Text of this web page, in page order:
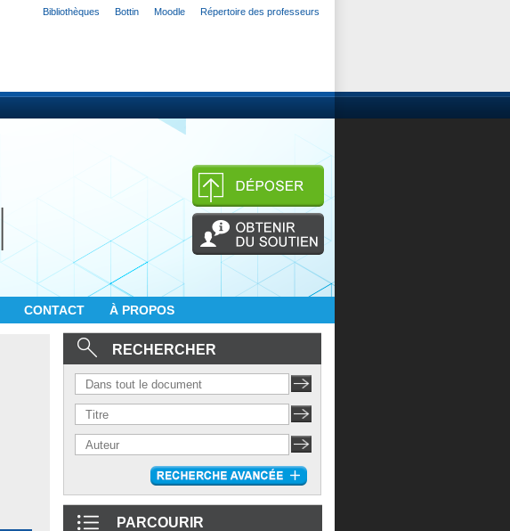
Bibliothèques Bottin Moodle Répertoire des professeurs
CONTACT À PROPOS
RECHERCHER
PARCOURIR